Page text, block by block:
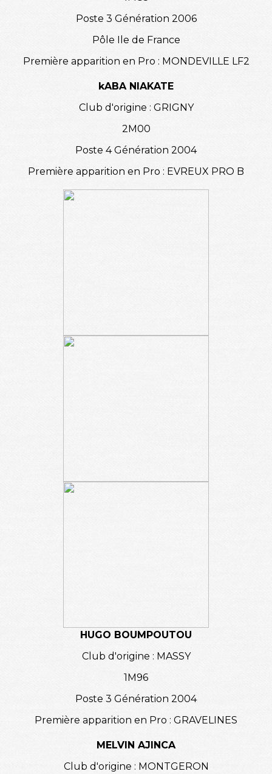
Poste 3 Génération 2006
Pôle Ile de France
Première apparition en Pro : MONDEVILLE LF2
kABA NIAKATE
Club d'origine : GRIGNY
2M00
Poste 4 Génération 2004
Première apparition en Pro : EVREUX PRO B
HUGO BOUMPOUTOU
Club d'origine : MASSY
1M96
Poste 3 Génération 2004
Première apparition en Pro : GRAVELINES
MELVIN AJINCA
Club d'origine : MONTGERON